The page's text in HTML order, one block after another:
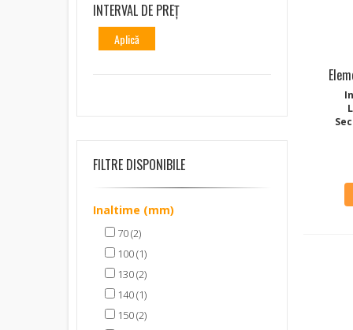
INTERVAL DE PREȚ
Aplică
FILTRE DISPONIBILE
Inaltime (mm)
70 (2)
100 (1)
130 (2)
140 (1)
150 (2)